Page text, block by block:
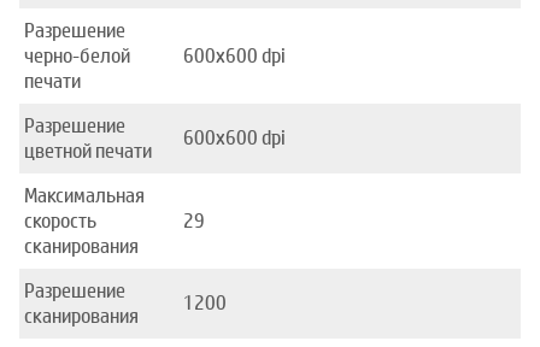
Разрешение
черно-белой
печати
600х600 dpi
Разрешение
цветной печати
600х600 dpi
Максимальная
скорость
сканирования
29
Разрешение
сканирования
1200